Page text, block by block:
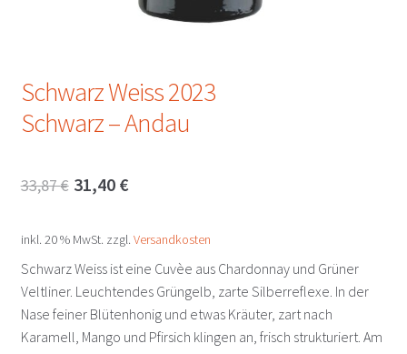
Schwarz Weiss 2023
Schwarz – Andau
33,87€ Ursprünglicher
war:
33,87 €
31,40 €Aktueller
ist:
31,40 €.
inkl. 20 % MwSt. zzgl. Versandkosten
Schwarz Weiss ist eine Cuvèe aus Chardonnay und Grüner
Veltliner. Leuchtendes Grüngelb, zarte Silberreflexe. In der
Nase feiner Blütenhonig und etwas Kräuter, zart nach
Karamell, Mango und Pfirsich klingen an, frisch strukturiert. Am